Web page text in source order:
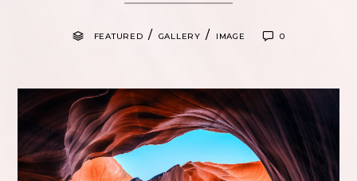
FEATURED / GALLERY / IMAGE 0